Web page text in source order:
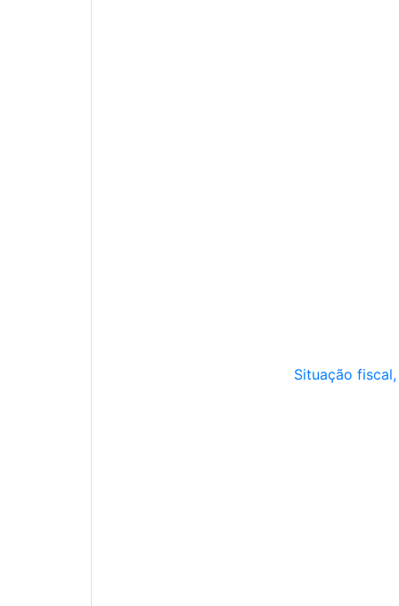
Situação